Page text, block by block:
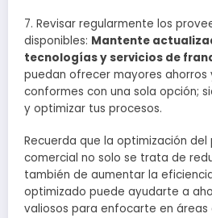
7. Revisar regularmente los
disponibles: Mantente
tecnologías y servicios de
puedan ofrecer mayores ahorros
conformes con una sola opción;
y optimizar tus procesos.
Recuerda que la optimización
comercial no solo se trata de
también de aumentar la
optimizado puede ayudarte a
valiosos para enfocarte en